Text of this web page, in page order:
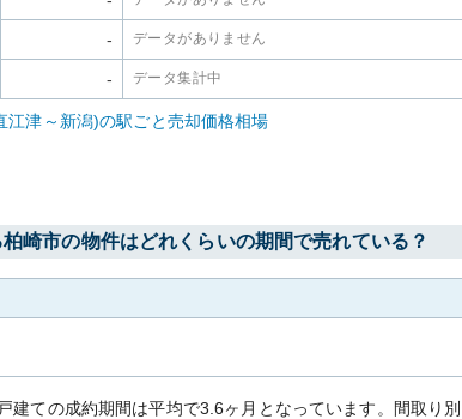
- データがありません
- データ集計中
江津～新潟)の駅ごと売却価格相場
柏崎市の物件はどれくらいの期間で売れている？
建ての成約期間は平均で3.6ヶ月となっています。間取り